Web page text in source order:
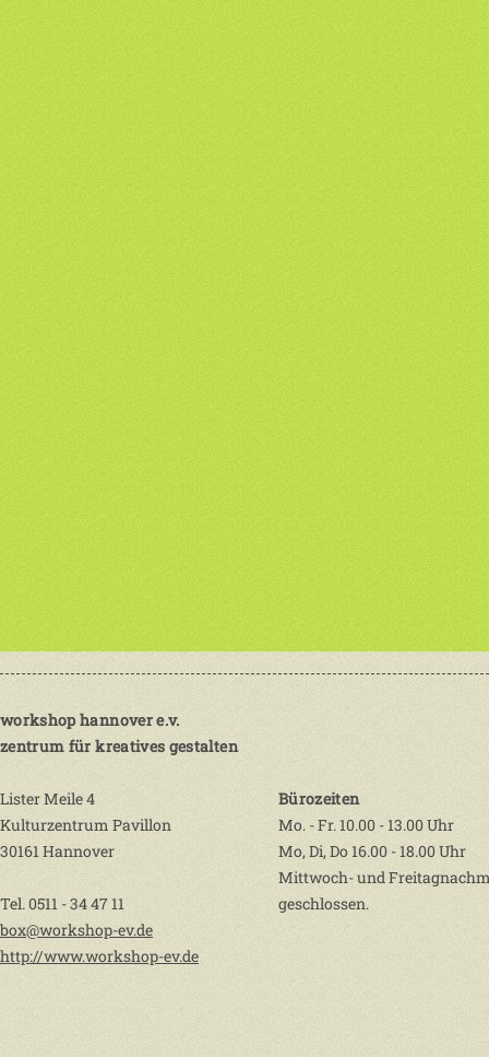
workshop hannover e.v.
zentrum für kreatives gestalten
Lister Meile 4
Kulturzentrum Pavillon
30161 Hannover
Tel. 0511 - 34 47 11
box@workshop-ev.de
http://www.workshop-ev.de
Bürozeiten
Mo. - Fr. 10.00 - 13.00 Uhr
Mo, Di, Do 16.00 - 18.00 Uhr
Mittwoch- und
geschlossen.